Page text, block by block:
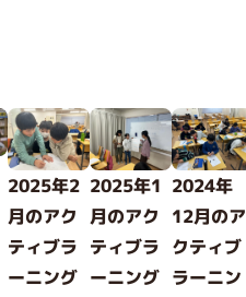
2025年2
月のアク
ティブラ
ーニング
2025年1
月のアク
ティブラ
ーニング
2024年
12月のア
クティブ
ラーニン